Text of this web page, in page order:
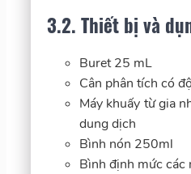
3.2. Thiết bị và
Buret 25 mL
Cân phân tích có
Máy khuấy từ gia
dung dịch
Bình nón 250ml
Bình định mức các